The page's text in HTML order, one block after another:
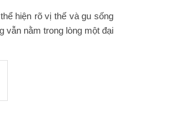
hiện rõ vị thế và gu sống
vẫn nằm trong lòng một đại